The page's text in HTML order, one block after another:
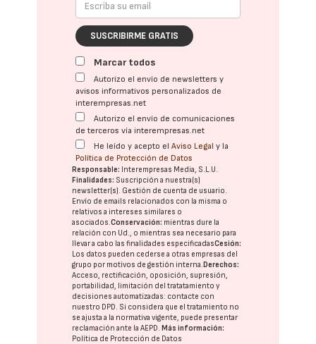
SUSCRIBIRME GRATIS
Marcar todos
Autorizo el envío de newsletters y
avisos informativos personalizados de
interempresas.net
Autorizo el envío de comunicaciones
de terceros vía interempresas.net
He leído y acepto elAviso Legal y la
Política de Protección de Datos
Responsable: Interempresas Media, S.L.U.
Finalidades: Suscripción a nuestra(s)
newsletter(s). Gestión de cuenta de usuario.
Envío de emails relacionados con la misma o
relativos a intereses similares o
asociados.Conservación: mientras dure la
relación con Ud., o mientras sea necesario para
llevar a cabo las finalidades especificadasCesión:
Los datos pueden cederse a otras empresas del
grupo por motivos de gestión interna.Derechos:
Acceso, rectificación, oposición, supresión,
portabilidad, limitación del tratatamiento y
decisiones automatizadas: contacte con
nuestro DPD. Si considera que el tratamiento no
se ajusta a la normativa vigente, puede presentar
reclamación ante laAEPD.Más información:
Política de Protección de Datos